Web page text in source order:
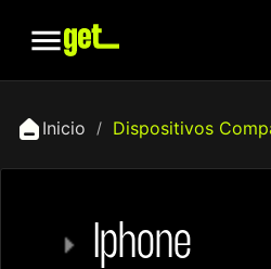

Inicio Dispositivos
Iphone